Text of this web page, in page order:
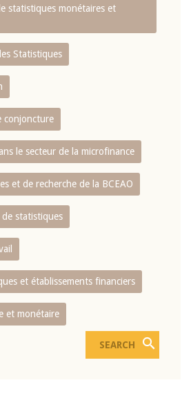
statistiques monétaires et
Statistiques
conjoncture
le secteur de la microfinance
et de recherche de la BCEAO
statistiques
et établissements financiers
et monétaire